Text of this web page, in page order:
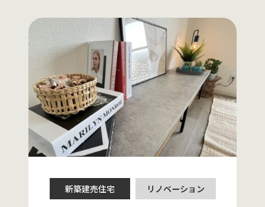
新築建売住宅 リノベーション